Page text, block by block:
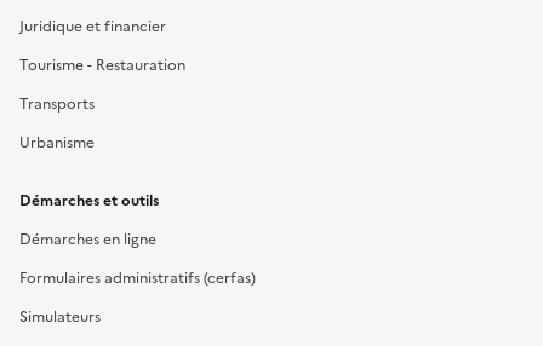
Juridique et financier
Tourisme - Restauration
Transports
Urbanisme
Démarches et outils
Démarches en ligne
Formulaires administratifs (cerfas)
Simulateurs